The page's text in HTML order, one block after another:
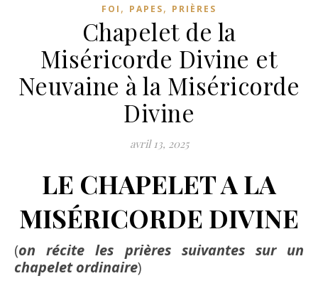
FOI , PAPES, PRIÈRES
Chapelet de la
Miséricorde Divine et
Neuvaine à la Miséricorde
Divine
avril 13, 2025
LE CHAPELET A LA
MISÉRICORDE DIVINE
(on récite les prières suivantes sur un
chapelet ordinaire)